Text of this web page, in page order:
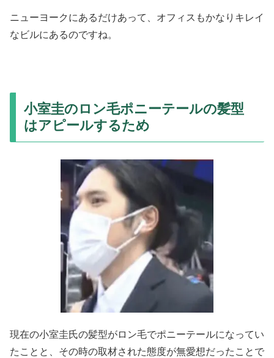
ニューヨークにあるだけあって、オフィスもかなりキレイ
なビルにあるのですね。
小室圭のロン毛ポニーテールの髪型
はアピールするため
現在の小室圭氏の髪型がロン毛でポニーテールになってい
たことと、その時の取材された態度が無愛想だったことで